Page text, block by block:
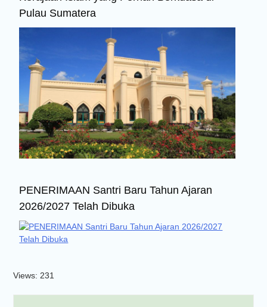
Pulau Sumatera
PENERIMAAN Santri Baru Tahun Ajaran
2026/2027 Telah Dibuka
Views: 231